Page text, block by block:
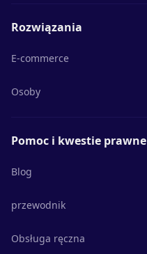
Rozwiązania
E-commerce
Osoby
Pomoc i kwestie prawne
Blog
przewodnik
Obsługa ręczna